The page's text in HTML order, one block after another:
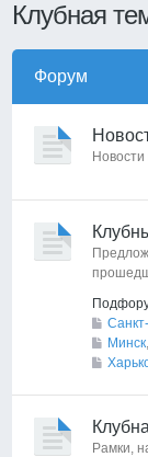
Клубная
Форум
Новости
Минск,
Рамки,